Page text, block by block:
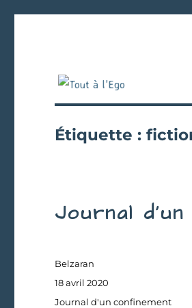
Étiquette :
Journal
Auteur
Belzaran
Publié
le
18 avril 2020
Catégories
Journal d'un confinement